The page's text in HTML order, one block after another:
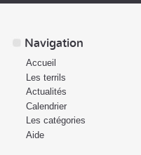
Navigation
Accueil
Les terrils
Actualités
Calendrier
Les catégories
Aide